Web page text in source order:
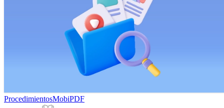
ProcedimientosMobiPDF